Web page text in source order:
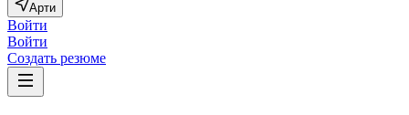
Арти
Войти
Войти
Создать резюме